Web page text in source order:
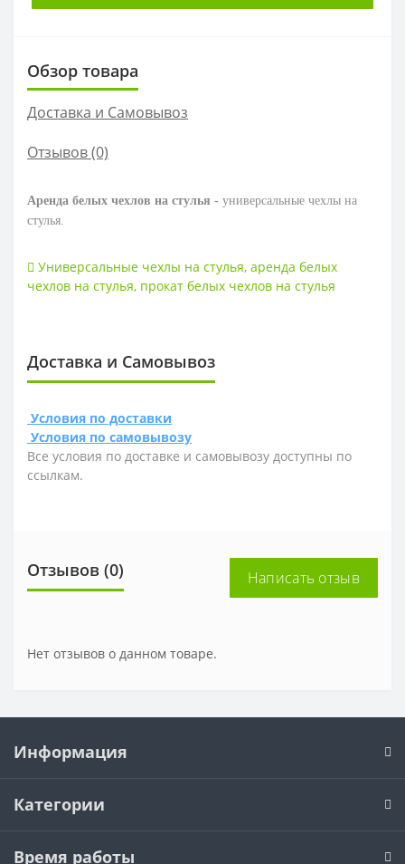
Обзор товара
Доставка и Самовывоз
Отзывов (0)
Аренда белых чехлов на стулья - универсальные чехлы на
стулья.
Универсальные чехлы на стулья, аренда белых
чехлов на стулья, прокат белых чехлов на стулья
Доставка и Самовывоз
Условия по доставки
Условия по самовывозу
Все условия по доставке и самовывозу доступны по
ссылкам.
Отзывов (0) Написать отзыв
Нет отзывов о данном товаре.
Информация
Категории
Время работы